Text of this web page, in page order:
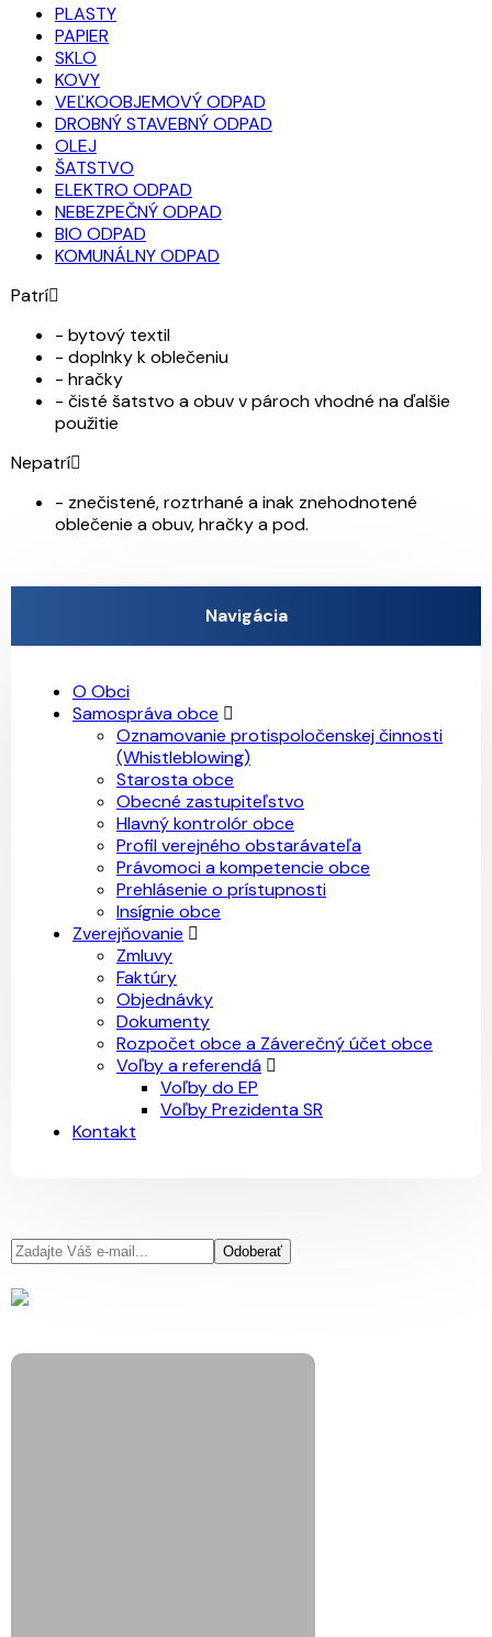
PLASTY
PAPIER
SKLO
KOVY
VEĽKOOBJEMOVÝ ODPAD
DROBNÝ STAVEBNÝ ODPAD
OLEJ
ŠATSTVO
ELEKTRO ODPAD
NEBEZPEČNÝ ODPAD
BIO ODPAD
KOMUNÁLNY ODPAD
Patrí
- bytový textil
- doplnky k oblečeniu
- hračky
- čisté šatstvo a obuv v pároch vhodné na ďalšie
použitie
Nepatrí
- znečistené, roztrhané a inak znehodnotené
oblečenie a obuv, hračky a pod.
Navigácia
O Obci
Samospráva obce
Oznamovanie protispoločenskej činnosti
(Whistleblowing)
Starosta obce
Obecné zastupiteľstvo
Hlavný kontrolór obce
Profil verejného obstarávateľa
Právomoci a kompetencie obce
Prehlásenie o prístupnosti
Insígnie obce
Zverejňovanie
Zmluvy
Faktúry
Objednávky
Dokumenty
Rozpočet obce a Záverečný účet obce
Voľby a referendá
Voľby do EP
Voľby Prezidenta SR
Kontakt
Odoberať